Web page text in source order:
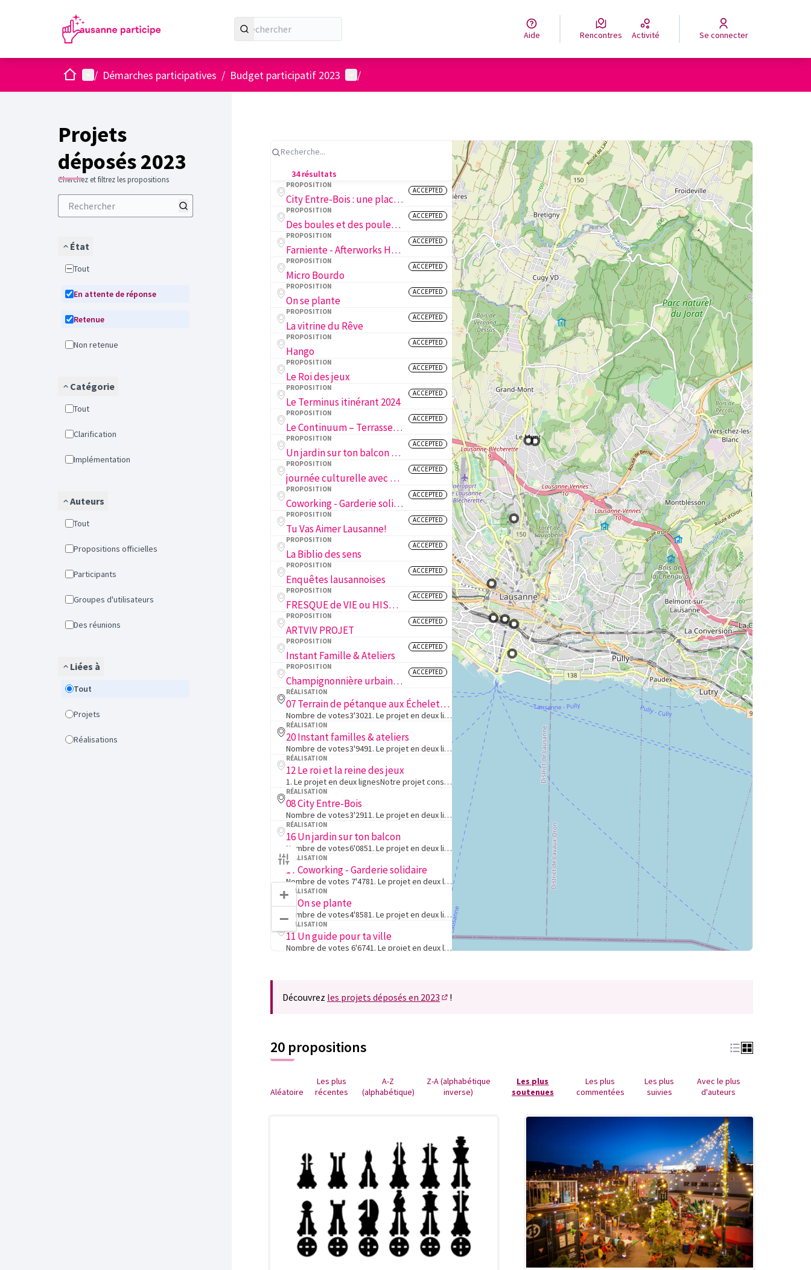
Aide Rencontres Activité Se connecter
AccueilMenu principal
/ Démarches participatives / Budget participatif 2023 Menu utilisateur
/
Projets
déposés 2023
Cherchez et filtrez les propositions
État
Tout
En attente de réponse
Retenue
Non retenue
Catégorie
Tout
Clarification
Implémentation
Auteurs
Tout
Propositions officielles
Participants
Groupes d'utilisateurs
Des réunions
Liées à
Tout
Projets
Réalisations
34 résultats
PROPOSITION
City Entre-Bois : une place publique accueillante à Entre-Bois
ACCEPTED
PROPOSITION
Des boules et des poules : poulailler et terrain de pétanque aux Échelettes
ACCEPTED
PROPOSITION
Farniente - Afterworks Harmonieux
ACCEPTED
PROPOSITION
Micro Bourdo
ACCEPTED
PROPOSITION
On se plante
ACCEPTED
PROPOSITION
La vitrine du Rêve
ACCEPTED
PROPOSITION
Hango
ACCEPTED
PROPOSITION
Le Roi des jeux
ACCEPTED
PROPOSITION
Le Terminus itinérant 2024
ACCEPTED
PROPOSITION
Le Continuum – Terrasse/Bar & Evènements
ACCEPTED
PROPOSITION
Un jardin sur ton balcon et dans ton appart!
ACCEPTED
PROPOSITION
journée culturelle avec des APEMS dans une institution culturelle lausannoise
ACCEPTED
PROPOSITION
Coworking - Garderie solidaire I work U play
ACCEPTED
PROPOSITION
Tu Vas Aimer Lausanne!
ACCEPTED
PROPOSITION
La Biblio des sens
ACCEPTED
PROPOSITION
Enquêtes lausannoises
ACCEPTED
PROPOSITION
FRESQUE de VIE ou HISTOIRES en COULEURS ou ART MURAL en LIBERTÉ
ACCEPTED
PROPOSITION
ARTVIV PROJET
ACCEPTED
PROPOSITION
Instant Famille & Ateliers
ACCEPTED
PROPOSITION
Champignonnière urbaine - Cultiver l'avenir durablement
ACCEPTED
RÉALISATION
07 Terrain de pétanque aux Échelettes
Nombre de votes3'3021. Le projet en deux lignesRéaménager l’impasse des Échelettes: créer des zones de verdure et construire un terrain de pétanque, tout en préservant l’accès au garage de l’impasse.2. L'objectif du projetLe projet est porté par deux…
RÉALISATION
20 Instant familles & ateliers
Nombre de votes3'9491. Le projet en deux lignesCréer un espace inclusif et interactif où toutes les familles peuvent se réunir, apprendre et partager des expériences enrichissantes lors d'ateliers, sorties culturelles et conférences.2. L'objectif du …
RÉALISATION
12 Le roi et la reine des jeux
1. Le projet en deux lignesNotre projet consiste à réaliser un jeu d'échecs en bois de grande taille dans le cadre du Jardin de poche de la Rue de la Tour. L'objectif est de créer un espace convivial et accessible à tous les amateurs d'échecs, quels …
RÉALISATION
08 City Entre-Bois
Nombre de votes3'2911. Le projet en deux lignesInstaller un deuxième but de foot sur le terrain en gazon dans le quartier de Bellevaux2. L'objectif du projetSur la place bientôt nommée Place Andrée Antonioli-Rouiller, à Entre-Bois, les demandes sont …
RÉALISATION
16 Un jardin sur ton balcon
Nombre de votes6'0851. Le projet en deux lignesApprendre à transformer les balcons en espace de détente vert en rejoignant des ateliers pour créer un jardin miniature en appartement.2. L'objectif du projetLes objectifs de cette journée d'ateliers éco…
RÉALISATION
17 Coworking - Garderie solidaire
Nombre de votes 7'4781. Le projet en deux lignesNous avons créé le premier coworking / garderie solidaire de Lausanne. Notre but ? Permettre aux parents de travailler sur leur projet professionnel pendant que leur enfant est gardé par des bénévoles d…
RÉALISATION
06 On se plante
Nombre de votes4'8581. Le projet en deux lignesProposer un spectacle-promenade pour aller à la découverte des plantes lausannoises que nous voyons mais que nous ne regardons pas2. L'objectif du projetObserver les plantes que nous côtoyons quotidienne…
RÉALISATION
11 Un guide pour ta ville
Nombre de votes 6'6741. Le projet en deux lignesElaborer un guide gratuit pour Lausanne, conçu par des habitantes et habitants, pour découvrir les trésors cachés de la ville !2. L'objectif du projetEn encourageant la participation des habitants de la…
18 L'application mobile Hango
RÉALISATION
Nombre de votes4'2531. Le projet en deux lignesSe réunir pour découvrir des artistes locaux en dégustant un apéritif de la région.2. L'objectif du projetProposer une scène aux futurs talents musicaux suisses romands dans des cadres originaux, afin qu…
RÉALISATION
+
−
Découvrez les projets déposés en 2023
!
20 propositions
Aléatoire
Les plus
récentes
A-Z
(alphabétique)
Z-A (alphabétique
inverse)
Les plus
soutenues
Les plus
commentées
Les plus
suivies
Avec le plus
d'auteurs